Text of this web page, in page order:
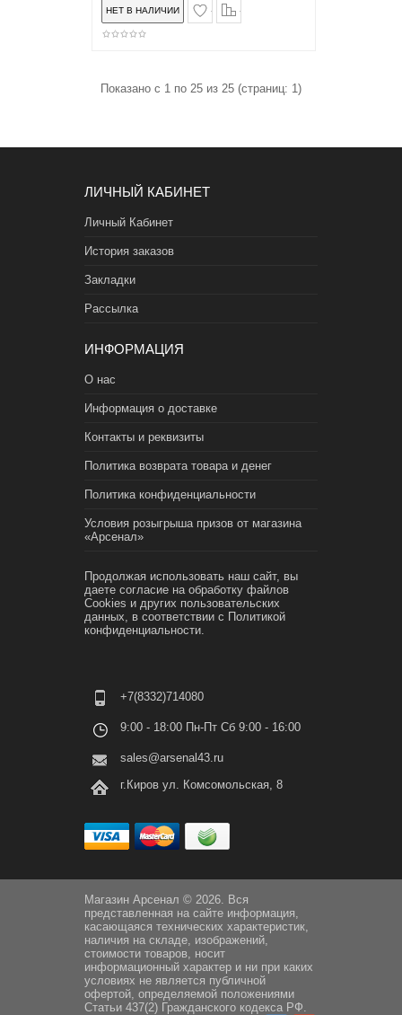
в закладки
Показано с 1 по 25 из 25 (страниц: 1)
ЛИЧНЫЙ КАБИНЕТ
Личный Кабинет
История заказов
Закладки
Рассылка
ИНФОРМАЦИЯ
О нас
Информация о доставке
Контакты и реквизиты
Политика возврата товара и денег
Политика конфиденциальности
Условия розыгрыша призов от магазина
«Арсенал»
Продолжая использовать наш сайт, вы
даете согласие на обработку файлов
Cookies и других пользовательских
данных, в соответствии с Политикой
конфиденциальности.
+7(8332)714080
9:00 - 18:00 Пн-Пт Сб 9:00 - 16:00
sales@arsenal43.ru
г.Киров ул. Комсомольская, 8
Магазин Арсенал © 2026. Вся
представленная на сайте информация,
касающаяся технических характеристик,
наличия на складе, изображений,
стоимости товаров, носит
информационный характер и ни при каких
условиях не является публичной
офертой, определяемой положениями
Статьи 437(2) Гражданского кодекса РФ.